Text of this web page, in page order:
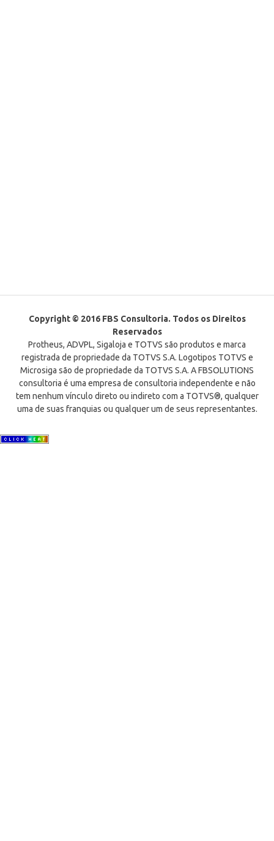
Copyright © 2016 FBS Consultoria. Todos os Direitos
Reservados
Protheus, ADVPL, Sigaloja e TOTVS são produtos e marca
registrada de propriedade da TOTVS S.A. Logotipos TOTVS e
Microsiga são de propriedade da TOTVS S.A. A FBSOLUTIONS
consultoria é uma empresa de consultoria independente e não
tem nenhum vínculo direto ou indireto com a TOTVS®, qualquer
uma de suas franquias ou qualquer um de seus representantes.